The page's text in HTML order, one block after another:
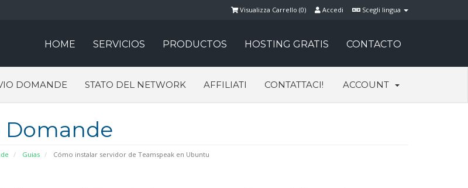
Scegli lingua
Accedi
Visualizza Carrello (0)
HOME SERVICIOS PRODUCTOS HOSTING GRATIS CONTACTO
DOMANDE STATO DEL NETWORK AFFILIATI CONTATTACI! ACCOUNT
Guias Cómo instalar servidor de Teamspeak en Ubuntu